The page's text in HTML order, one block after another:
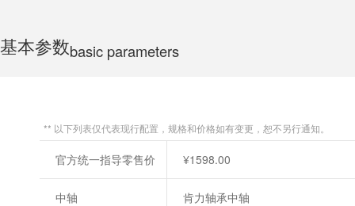
基本参数basic parameters
** 以下列表仅代表现行配置，规格和价格如有变更，恕不另行通知。
官方统一指导零售价 ¥1598.00
中轴 肯力轴承中轴